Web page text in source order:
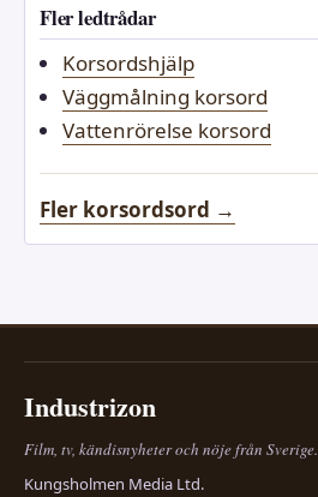
Fler ledtrådar
Korsordshjälp
Väggmålning korsord
Vattenrörelse korsord
Fler korsordsord →
Industrizon
Film, tv, kändisnyheter och nöje från Sverige.
Kungsholmen Media Ltd.